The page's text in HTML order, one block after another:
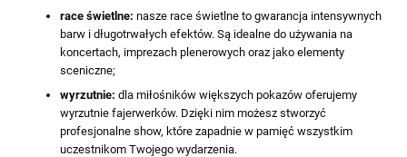
race świetlne: nasze race świetlne to gwarancja intensywnych
barw i długotrwałych efektów. Są idealne do używania na
koncertach, imprezach plenerowych oraz jako elementy
sceniczne;
wyrzutnie: dla miłośników większych pokazów oferujemy
wyrzutnie fajerwerków. Dzięki nim możesz stworzyć
profesjonalne show, które zapadnie w pamięć wszystkim
uczestnikom Twojego wydarzenia.